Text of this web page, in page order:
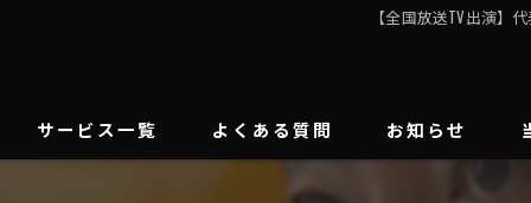
【全国放送TV出演】
サービス一覧 よくある質問 お知らせ